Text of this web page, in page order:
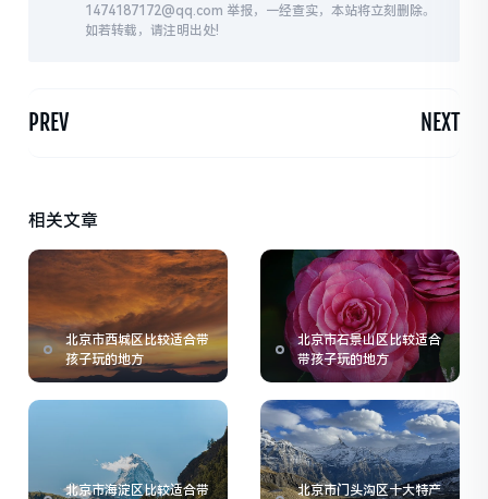
1474187172@qq.com 举报，一经查实，本站将立刻删除。
如若转载，请注明出处!
PREV NEXT
相关文章
北京市西城区比较适合带
孩子玩的地方
北京市石景山区比较适合
带孩子玩的地方
北京市海淀区比较适合带
北京市门头沟区十大特产